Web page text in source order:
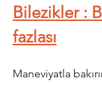
Bilezikler :
fazlası
Maneviyatla